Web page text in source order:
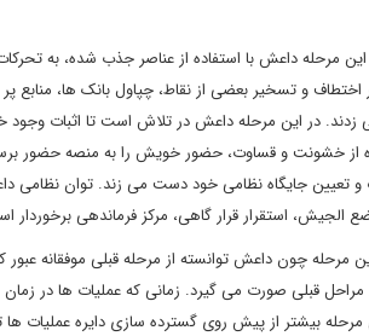
مرحله داعش با استفاده از عناصر جذب شده، به
و تسخیر بعضی از نقاط، چپاول بانک ها، منابع
در این مرحله داعش در تلاش است تا اثبات
از خشونت و قساوت، حضور خویش را به منصه حضور
و تعیین جایگاه نظامی خود دست می زند. توان
الجیش، استقرار قرار گاهی، مرکز فرماندهی برخوردار
مرحله چون داعش توانسته از مرحله قبلی موفقانه
قبلی صورت می گیرد. زمانی که عملیات ها در
بیشتر از پیش روی گسترده سازی دایره عملیات